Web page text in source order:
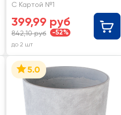
С Картой №1
399,99 руб
842,10 руб -52%
до 2 шт
5.0